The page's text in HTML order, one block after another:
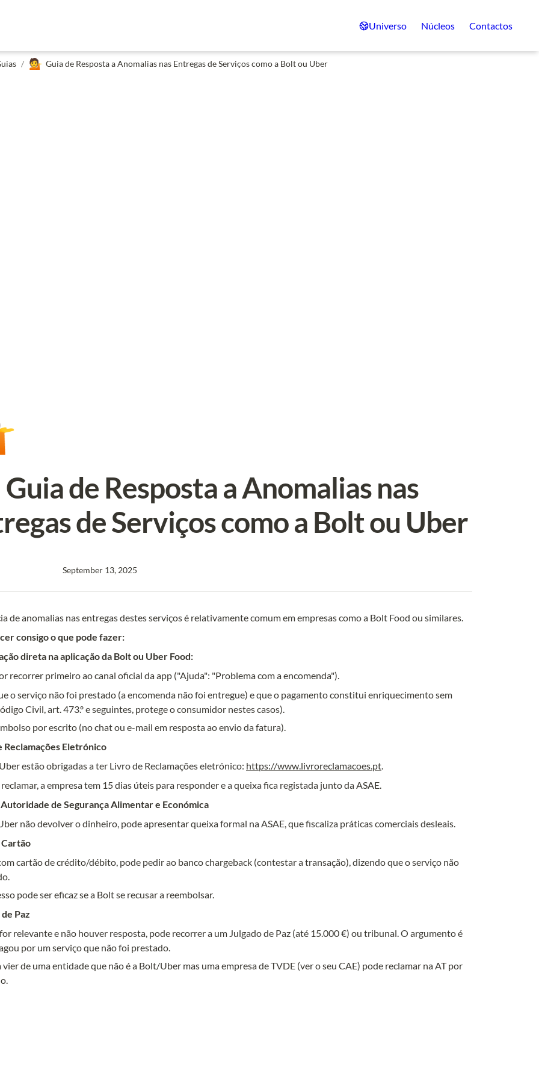
Universo Núcleos Contactos
/ 💁 Guia de Resposta a Anomalias nas Entregas de Serviços como a Bolt ou Uber
Guia de Resposta a Anomalias nas
de Serviços como a Bolt ou Uber
September 13, 2025
direta na aplicação da Bolt ou Uber Food:
recorrer primeiro ao canal oficial da app ("Ajuda": "Problema com a encomenda").
o serviço não foi prestado (a encomenda não foi entregue) e que o pagamento constitui enriquecimento sem
Civil, art. 473.º e seguintes, protege o consumidor nestes casos).
Reclamações Eletrónico
estão obrigadas a ter Livro de Reclamações eletrónico: https://www.livroreclamacoes.pt.
Autoridade de Segurança Alimentar e Económica
Cartão
cartão de crédito/débito, pode pedir ao banco chargeback (contestar a transação), dizendo que o serviço não
Paz
relevante e não houver resposta, pode recorrer a um Julgado de Paz (até 15.000 €) ou tribunal. O argumento é
por um serviço que não foi prestado.
vier de uma entidade que não é a Bolt/Uber mas uma empresa de TVDE (ver o seu CAE) pode reclamar na AT por